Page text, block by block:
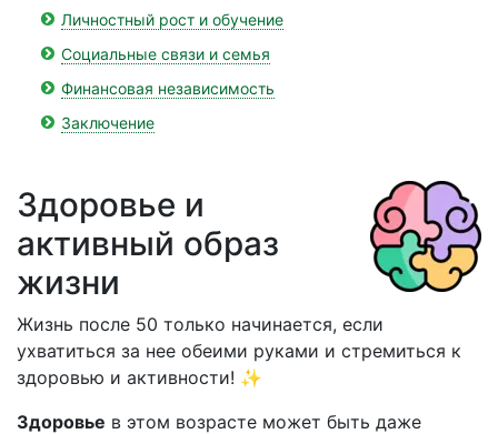
Личностный рост и обучение
Социальные связи и семья
Финансовая независимость
Заключение
Здоровье и
активный образ
жизни
Жизнь после 50 только начинается, если
ухватиться за нее обеими руками и стремиться к
здоровью и активности! ✨
Здоровье в этом возрасте может быть даже